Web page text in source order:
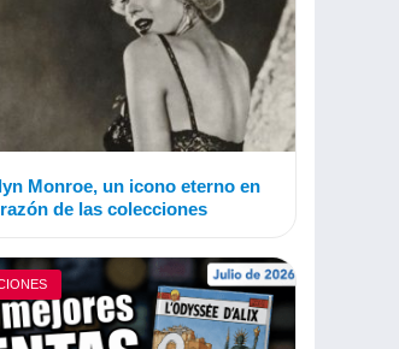
Monroe, un icono eterno en
de las colecciones